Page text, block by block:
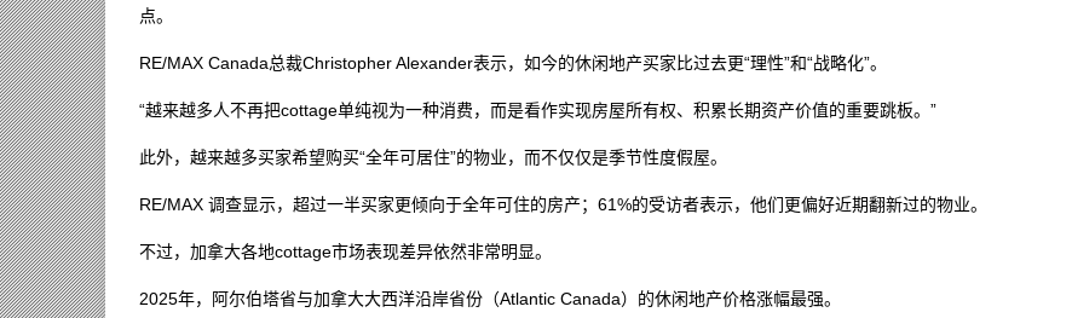
点。
RE/MAX Canada总裁Christopher Alexander表示，如今的休闲地产买家比过去更“理性”和“战略化”。
“越来越多人不再把cottage单纯视为一种消费，而是看作实现房屋所有权、积累长期资产价值的重要跳板。”
此外，越来越多买家希望购买“全年可居住”的物业，而不仅仅是季节性度假屋。
RE/MAX 调查显示，超过一半买家更倾向于全年可住的房产；61%的受访者表示，他们更偏好近期翻新过的物业。
不过，加拿大各地cottage市场表现差异依然非常明显。
2025年，阿尔伯塔省与加拿大大西洋沿岸省份（Atlantic Canada）的休闲地产价格涨幅最强。